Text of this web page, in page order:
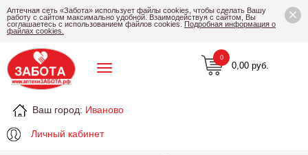
×
Аптечная сеть «Забота» использует файлы cookies, чтобы сделать Вашу
работу с сайтом максимально удобной. Взаимодействуя с сайтом, Вы
соглашаетесь с использованием файлов cookies. Подробная информация о
файлах cookies.
Ваш город: Иваново
Личный кабинет
0,00 руб.
0